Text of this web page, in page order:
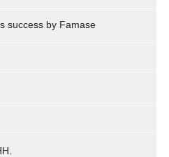
success by Famase